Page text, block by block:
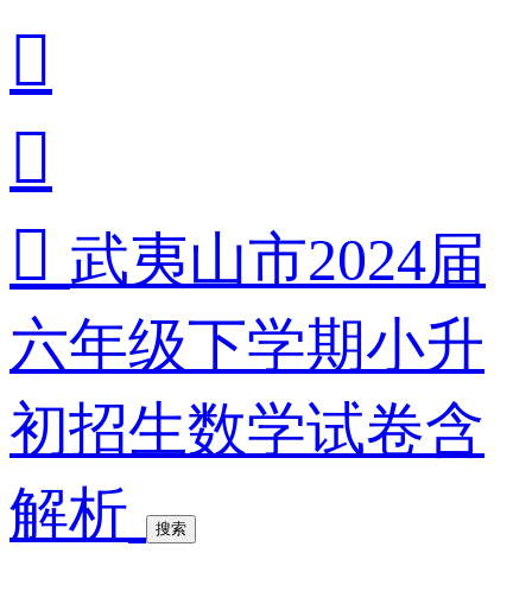


 武夷山市2024届
六年级下学期小升
初招生数学试卷含
解析
搜索